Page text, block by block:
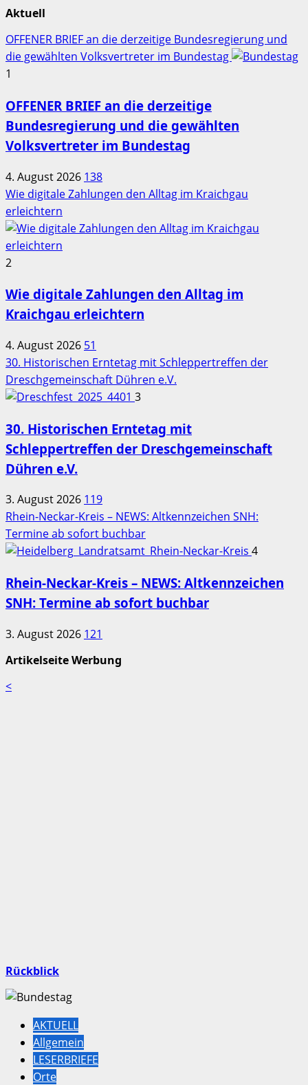
Aktuell
OFFENER BRIEF an die derzeitige Bundesregierung und
die gewählten Volksvertreter im Bundestag
1
OFFENER BRIEF an die derzeitige
Bundesregierung und die gewählten
Volksvertreter im Bundestag
4. August 2026 138
Wie digitale Zahlungen den Alltag im Kraichgau
erleichtern
2
Wie digitale Zahlungen den Alltag im
Kraichgau erleichtern
4. August 2026 51
30. Historischen Erntetag mit Schleppertreffen der
Dreschgemeinschaft Dühren e.V.
3
30. Historischen Erntetag mit
Schleppertreffen der Dreschgemeinschaft
Dühren e.V.
3. August 2026 119
Rhein-Neckar-Kreis – NEWS: Altkennzeichen SNH:
Termine ab sofort buchbar
4
Rhein-Neckar-Kreis – NEWS: Altkennzeichen
SNH: Termine ab sofort buchbar
3. August 2026 121
Artikelseite Werbung
<
Rückblick
AKTUELL
Allgemein
LESERBRIEFE
Orte